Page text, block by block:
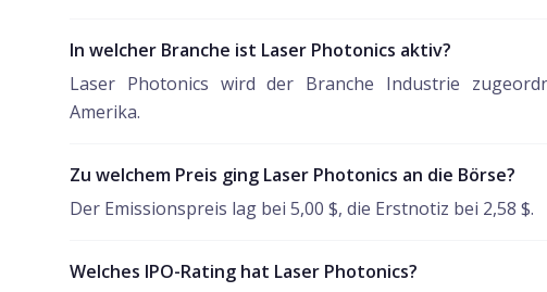
In welcher Branche ist Laser Photonics aktiv?
Laser Photonics wird der Branche Industrie
Amerika.
Zu welchem Preis ging Laser Photonics an die Börse?
Der Emissionspreis lag bei 5,00 $, die Erstnotiz bei 2,58 $.
Welches IPO-Rating hat Laser Photonics?